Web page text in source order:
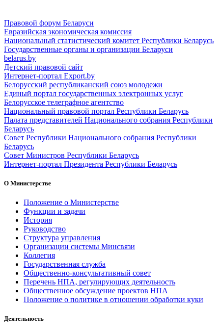
Правовой форум Беларуси
Евразийская экономическая комиссия
Национальный статистический комитет Республики Беларусь
Государственные органы и организации Беларуси
belarus.by
Детский правовой сайт
Интернет-портал Export.by
Белорусский республиканский союз молодежи
Единый портал государственных электронных услуг
Белорусское телеграфное агентство
Национальный правовой портал Республики Беларусь
Палата представителей Национального собрания Республики
Беларусь
Совет Республики Национального собрания Республики
Беларусь
Совет Министров Республики Беларусь
Интернет-портал Президента Республики Беларусь
О Министерстве
Положение о Министерстве
Функции и задачи
История
Руководство
Структура управления
Организации системы Минсвязи
Коллегия
Государственная служба
Общественно-консультативный совет
Перечень НПА, регулирующих деятельность
Общественное обсуждение проектов НПА
Положение о политике в отношении обработки куки
Деятельность